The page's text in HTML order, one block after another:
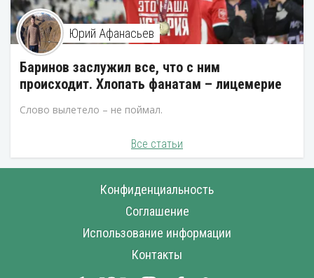
Юрий Афанасьев
Баринов заслужил все, что с ним
происходит. Хлопать фанатам – лицемерие
Слово вылетело – не поймал.
Все статьи
Конфиденциальность
Соглашение
Использование информации
Контакты